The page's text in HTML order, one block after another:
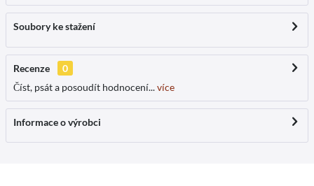
Soubory ke stažení
Recenze
0
Číst, psát a posoudít hodnocení...více
Informace o výrobci